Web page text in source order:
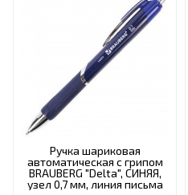
Ручка шариковая
автоматическая с грипом
BRAUBERG "Delta", СИНЯЯ,
узел 0,7 мм, линия письма